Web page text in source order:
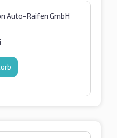
Auto-Raifen GmbH